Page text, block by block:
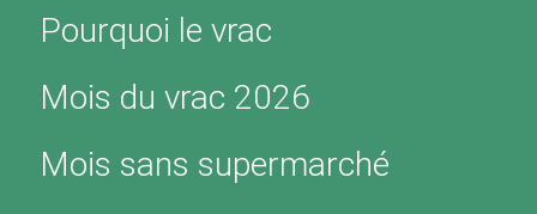
Pourquoi le vrac
Mois du vrac 2026
Mois sans supermarché